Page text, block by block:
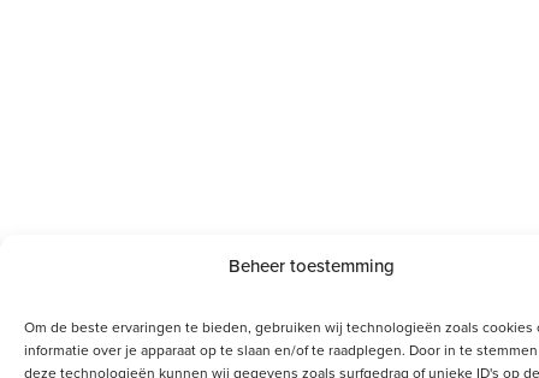
Beheer toestemming
Om de beste ervaringen te bieden, gebruiken wij technologieën zoals cookies
informatie over je apparaat op te slaan en/of te raadplegen. Door in te
deze technologieën kunnen wij gegevens zoals surfgedrag of unieke ID's op